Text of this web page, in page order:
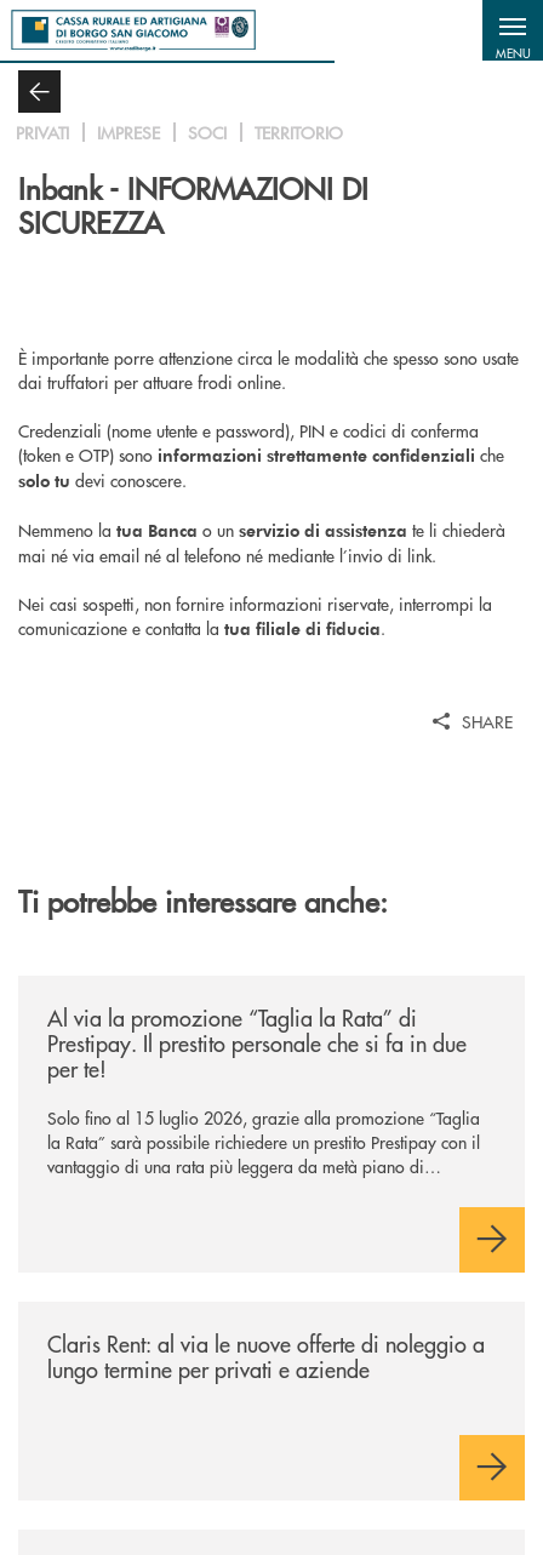
Salta al contenuto principale
MENU
PRIVATI IMPRESE SOCI TERRITORIO
Inbank - INFORMAZIONI DI
SICUREZZA
È importante porre attenzione circa le modalità che spesso sono usate
dai truffatori per attuare frodi online.
Credenziali (nome utente e password), PIN e codici di conferma
(token e OTP) sono informazioni strettamente confidenziali che
solo tu devi conoscere.
Nemmeno la tua Banca o un servizio di assistenza te li chiederà
mai né via email né al telefono né mediante l’invio di link.
Nei casi sospetti, non fornire informazioni riservate, interrompi la
comunicazione e contatta la tua filiale di fiducia.
SHARE
Ti potrebbe interessare anche:
Al via la promozione “Taglia la Rata” di
Prestipay. Il prestito personale che si fa in due
per te!
Solo fino al 15 luglio 2026, grazie alla promozione “Taglia
la Rata” sarà possibile richiedere un prestito Prestipay con il
vantaggio di una rata più leggera da metà piano di
Claris Rent: al via le nuove offerte di noleggio a
lungo termine per privati e aziende